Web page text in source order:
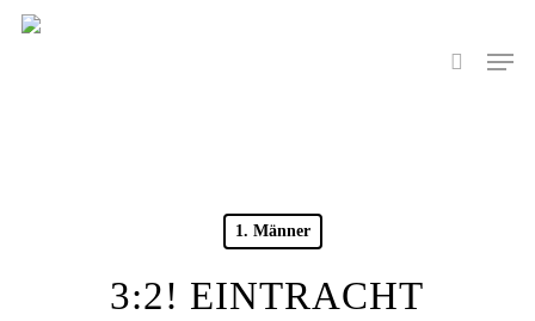
Skip
search
Menu
1. Männer
3:2! EINTRACHT